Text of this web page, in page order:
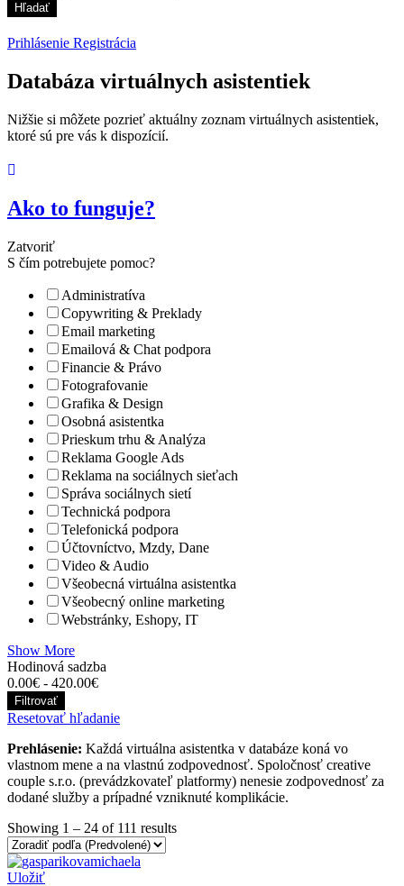
Hľadať
Prihlásenie Registrácia
Databáza virtuálnych asistentiek
Nižšie si môžete pozrieť aktuálny zoznam virtuálnych asistentiek,
ktoré sú pre vás k dispozícií.
Ako to funguje?
Zatvoriť
S čím potrebujete pomoc?
Administratíva
Copywriting & Preklady
Email marketing
Emailová & Chat podpora
Financie & Právo
Fotografovanie
Grafika & Design
Osobná asistentka
Prieskum trhu & Analýza
Reklama Google Ads
Reklama na sociálnych sieťach
Správa sociálnych sietí
Technická podpora
Telefonická podpora
Účtovníctvo, Mzdy, Dane
Video & Audio
Všeobecná virtuálna asistentka
Všeobecný online marketing
Webstránky, Eshopy, IT
Show More
Hodinová sadzba
0.00€ - 420.00€
Filtrovať
Resetovať hľadanie
Prehlásenie: Každá virtuálna asistentka v databáze koná vo
vlastnom mene a na vlastnú zodpovednosť. Spoločnosť creative
couple s.r.o. (prevádzkovateľ platformy) nenesie zodpovednosť za
dodané služby a prípadné vzniknuté komplikácie.
Showing 1 – 24 of 111 results
Uložiť